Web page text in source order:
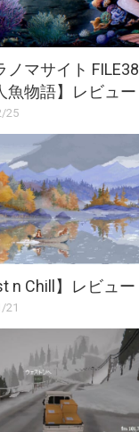
ノマサイト FILE38
魚物語】レビュー
25
n Chill】レビュー
21